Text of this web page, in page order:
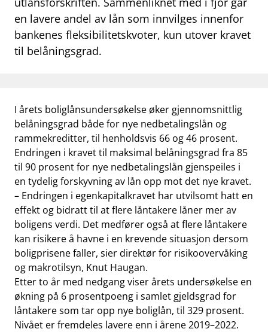
en lavere andel av lån som innvilges innenfor
bankenes fleksibilitetskvoter, kun utover kravet
til belåningsgrad.
I årets boliglånsundersøkelse øker gjennomsnittlig
belåningsgrad både for nye nedbetalingslån og
rammekreditter, til henholdsvis 66 og 46 prosent.
Endringen i kravet til maksimal belåningsgrad fra 85
til 90 prosent for nye nedbetalingslån gjenspeiles i
en tydelig forskyvning av lån opp mot det nye kravet.
– Endringen i egenkapitalkravet har utvilsomt hatt en
effekt og bidratt til at flere låntakere låner mer av
boligens verdi. Det medfører også at flere låntakere
kan risikere å havne i en krevende situasjon dersom
boligprisene faller, sier direktør for risikoovervåking
og makrotilsyn, Knut Haugan.
Etter to år med nedgang viser årets undersøkelse en
økning på 6 prosentpoeng i samlet gjeldsgrad for
låntakere som tar opp nye boliglån, til 329 prosent.
Nivået er fremdeles lavere enn i årene 2019–2022.